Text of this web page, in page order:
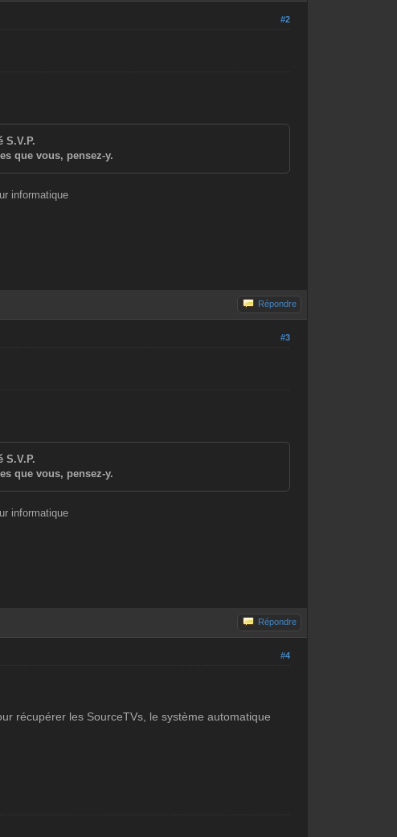
#2
S.V.P.
que vous, pensez-y.
informatique
Répondre
#3
S.V.P.
que vous, pensez-y.
informatique
Répondre
#4
récupérer les SourceTVs, le système automatique